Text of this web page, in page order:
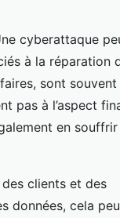
cyberattaque
à la réparation
sont souvent
pas à l’aspect
en souffrir
clients et des
données, cela